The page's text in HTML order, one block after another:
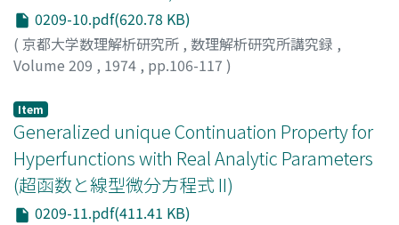
0209-10.pdf(620.78 KB)
( 京都大学数理解析研究所 , 数理解析研究所講究録 ,
Volume 209 , 1974 , pp.106-117 )
Item
Generalized unique Continuation Property for
Hyperfunctions with Real Analytic Parameters
(超函数と線型微分方程式 II)
0209-11.pdf(411.41 KB)